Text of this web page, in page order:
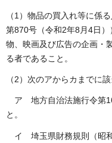
（1）物品の買入れ等に係
第870号（令和2年8月4日
物、映画及び広告の企画・
る者であること。
（2）次のアからカまでに該
ア 地方自治法施行令第
と。
イ 埼玉県財務規則（昭